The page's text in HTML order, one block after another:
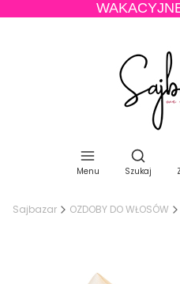
Menu
Otwórz
Szukaj
Sajbazar OZDOBY DO WŁOSÓW